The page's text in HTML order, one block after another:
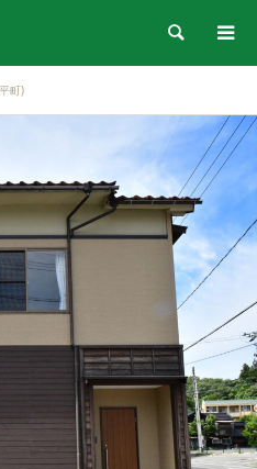
検索
町)